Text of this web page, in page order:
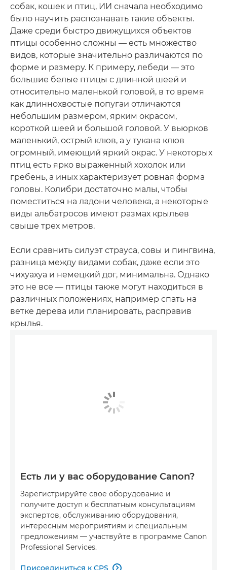
собак, кошек и птиц, ИИ сначала необходимо
было научить распознавать такие объекты.
Даже среди быстро движущихся объектов
птицы особенно сложны — есть множество
видов, которые значительно различаются по
форме и размеру. К примеру, лебеди — это
большие белые птицы с длинной шеей и
относительно маленькой головой, в то время
как длиннохвостые попугаи отличаются
небольшим размером, ярким окрасом,
короткой шеей и большой головой. У вьюрков
маленький, острый клюв, а у тукана клюв
огромный, имеющий яркий окрас. У некоторых
птиц есть ярко выраженный хохолок или
гребень, а иных характеризует ровная форма
головы. Колибри достаточно малы, чтобы
поместиться на ладони человека, а некоторые
виды альбатросов имеют размах крыльев
свыше трех метров.
Если сравнить силуэт страуса, совы и пингвина,
разница между видами собак, даже если это
чихуахуа и немецкий дог, минимальна. Однако
это не все — птицы также могут находиться в
различных положениях, например спать на
ветке дерева или планировать, расправив
крылья.
Есть ли у вас оборудование Canon?
Зарегистрируйте свое оборудование и
получите доступ к бесплатным консультациям
экспертов, обслуживанию оборудования,
интересным мероприятиям и специальным
предложениям — участвуйте в программе Canon
Professional Services.
Присоединиться к CPS 